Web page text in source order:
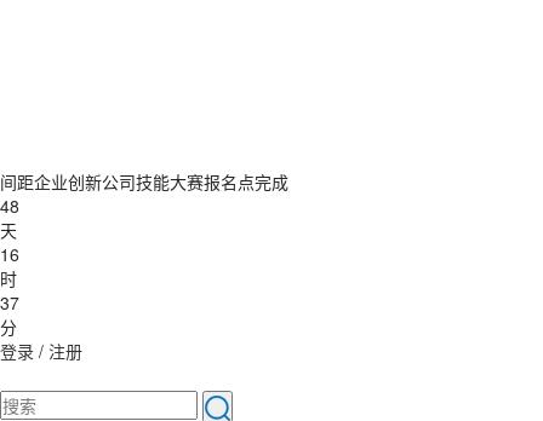
间距企业创新公司技能大赛报名点完成
48
天
16
时
37
分
登录 / 注册